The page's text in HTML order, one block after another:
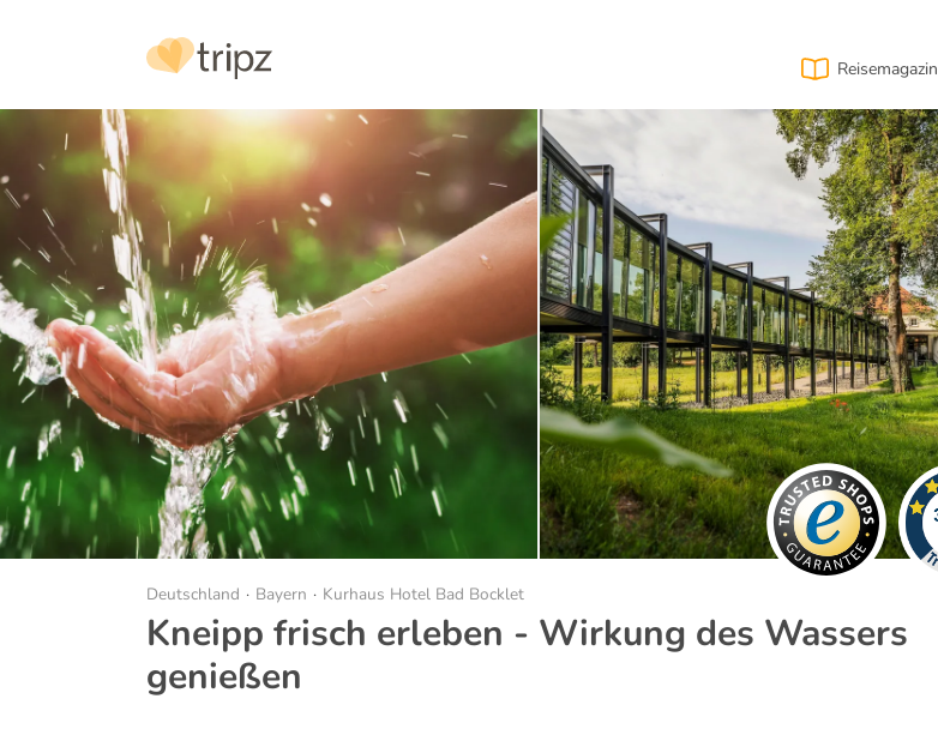
Reisemagazin
Hotel& Ausstattung Bilder Lage & Anfahrt
Deutschland Bayern Kurhaus Hotel Bad Bocklet
Kneipp frisch erleben - Wirkung des Wassers
genießen